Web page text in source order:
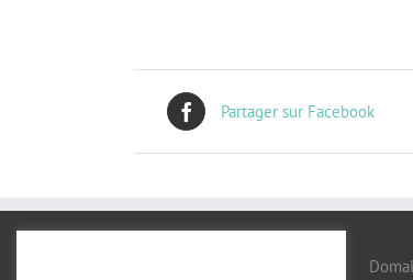
Partager sur Facebook